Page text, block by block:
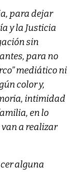
para dejar
y la Justicia
sin
para no
mediático ni
color y,
intimidad
en lo
van a realizar
alguna